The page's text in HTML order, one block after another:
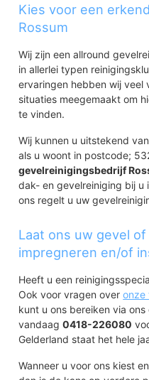
Kies voor een
Rossum
Wij zijn een allround
in allerlei typen
ervaringen hebben wij veel
situaties meegemaakt om
te vinden.
Wij kunnen u uitstekend
als u woont in postcode;
gevelreinigingsbedrijf
dak- en gevelreiniging bij u
ons regelt u uw
Laat ons uw gevel
impregneren en/of
Heeft u een
Ook voor vragen overonze
kunt u ons bereiken via
vandaag0418-226080
Gelderland staat het hele
Wanneer u voor ons kiest